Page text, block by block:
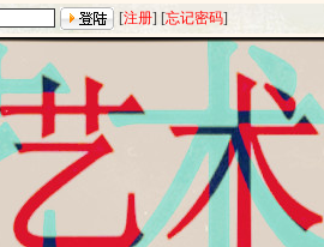
[注册] [忘记密码]